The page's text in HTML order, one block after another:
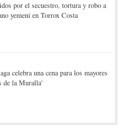
por el secuestro, tortura y robo a
yemení en Torrox Costa
celebra una cena para los mayores
de la Muralla'